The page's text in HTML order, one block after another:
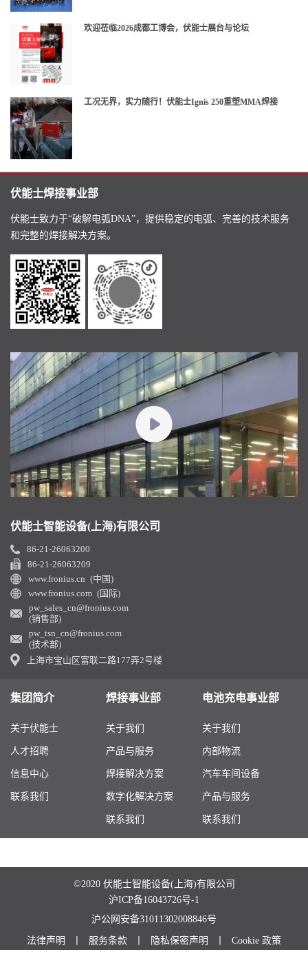
欢迎莅临2026成都工博会，伏能士展台与论坛
工况无界，实力随行！伏能士Ignis 250重塑MMA焊接
伏能士焊接事业部
伏能士致力于“破解电弧DNA”，提供稳定的电弧、完善的技术服务
和完整的焊接解决方案。
伏能士智能设备(上海)有限公司
86-21-26063200
86-21-26063209
www.fronius.cn (中国)
www.fronius.com (国际)
pw_sales_cn@fronius.com
(销售部)
pw_tsn_cn@fronius.com
(技术部)
上海市宝山区富联二路177弄2号楼
集团简介
关于伏能士
人才招聘
信息中心
联系我们
焊接事业部
关于我们
产品与服务
焊接解决方案
数字化解决方案
联系我们
电池充电事业部
关于我们
内部物流
汽车车间设备
产品与服务
联系我们
©2020 伏能士智能设备(上海)有限公司
沪ICP备16043726号-1
沪公网安备31011302008846号
法律声明 服务条款 隐私保密声明 Cookie 政策